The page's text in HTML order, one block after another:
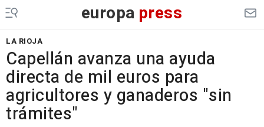
europa press
LA RIOJA
Capellán avanza una ayuda
directa de mil euros para
agricultores y ganaderos "sin
trámites"